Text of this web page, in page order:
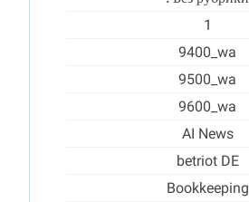
1
9400_wa
9500_wa
9600_wa
AI News
betriot DE
Bookkeeping